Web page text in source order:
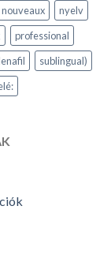
nouveaux
nyelv
professional
sublingual)